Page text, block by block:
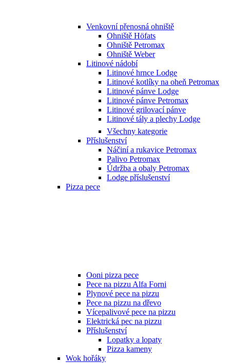
Venkovní přenosná ohniště
Ohniště Höfats
Ohniště Petromax
Ohniště Weber
Litinové nádobí
Litinové hrnce Lodge
Litinové kotlíky na oheň Petromax
Litinové pánve Lodge
Litinové pánve Petromax
Litinové grilovací pánve
Litinové tály a plechy Lodge
Všechny kategorie
Příslušenství
Náčiní a rukavice Petromax
Palivo Petromax
Údržba a obaly Petromax
Lodge příslušenství
Pizza pece
Ooni pizza pece
Pece na pizzu Alfa Forni
Plynové pece na pizzu
Pece na pizzu na dřevo
Vícepalivové pece na pizzu
Elektrická pec na pizzu
Příslušenství
Lopatky a lopaty
Pizza kameny
Wok hořáky